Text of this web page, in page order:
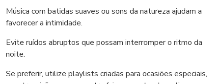
Música com batidas suaves ou sons da natureza ajudam a
favorecer a intimidade.
Evite ruídos abruptos que possam interromper o ritmo da
noite.
Se preferir, utilize playlists criadas para ocasiões especiais,